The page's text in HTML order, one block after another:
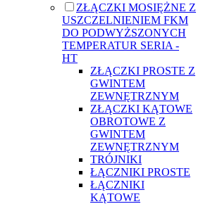
ZŁĄCZKI MOSIĘŻNE Z
USZCZELNIENIEM FKM
DO PODWYŻSZONYCH
TEMPERATUR SERIA -
HT
ZŁĄCZKI PROSTE Z
GWINTEM
ZEWNĘTRZNYM
ZŁĄCZKI KĄTOWE
OBROTOWE Z
GWINTEM
ZEWNĘTRZNYM
TRÓJNIKI
ŁĄCZNIKI PROSTE
ŁĄCZNIKI
KĄTOWE